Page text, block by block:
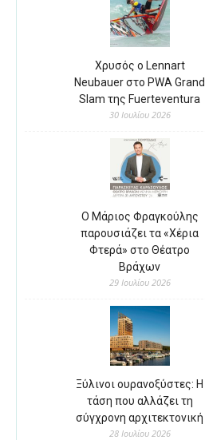
Χρυσός ο Lennart
Neubauer στο PWA Grand
Slam της Fuerteventura
30 Ιουλίου 2026
Ο Μάριος Φραγκούλης
παρουσιάζει τα «Χέρια
Φτερά» στο Θέατρο
Βράχων
29 Ιουλίου 2026
Ξύλινοι ουρανοξύστες: Η
τάση που αλλάζει τη
σύγχρονη αρχιτεκτονική
28 Ιουλίου 2026